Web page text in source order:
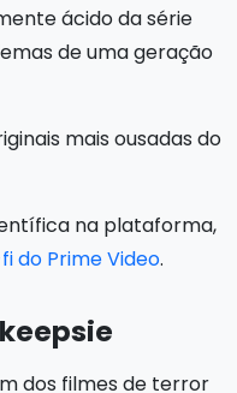
ácido da série
de uma geração
mais ousadas do
na plataforma,
do Prime Video.
dos filmes de terror